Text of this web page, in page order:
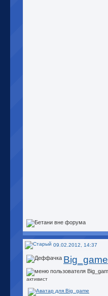
09.02.2012, 14:37
Big_game
активист